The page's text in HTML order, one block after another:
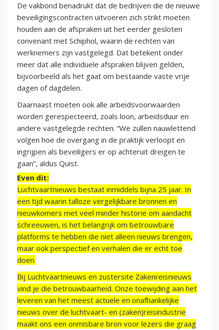
De vakbond benadrukt dat de bedrijven die de nieuwe
beveiligingscontracten uitvoeren zich strikt moeten
houden aan de afspraken uit het eerder gesloten
convenant met Schiphol, waarin de rechten van
werknemers zijn vastgelegd. Dat betekent onder
meer dat alle individuele afspraken blijven gelden,
bijvoorbeeld als het gaat om bestaande vaste vrije
dagen of dagdelen.
Daarnaast moeten ook alle arbeidsvoorwaarden
worden gerespecteerd, zoals loon, arbeidsduur en
andere vastgelegde rechten. “We zullen nauwlettend
volgen hoe de overgang in de praktijk verloopt en
ingrijpen als beveiligers er op achteruit dreigen te
gaan”, aldus Quist.
Even dit:
Luchtvaartnieuws bestaat inmiddels bijna 25 jaar. In
een tijd waarin talloze vergelijkbare bronnen en
nieuwkomers met veel minder historie om aandacht
schreeuwen, is het belangrijk om betrouwbare
platforms te hebben die niet alleen nieuws brengen,
maar ook perspectief en verhalen die er echt toe
doen.
Bij Luchtvaartnieuws en zustersite Zakenreisnieuws
vind je die betrouwbaarheid. Onze toewijding aan het
leveren van het meest actuele en onafhankelijke
nieuws over de luchtvaart- en (zaken)reisindustrie
maakt ons een onmisbare bron voor lezers die graag